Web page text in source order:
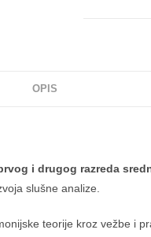
OPIS
i drugog razreda
slušne analize.
teorije kroz vežbe i